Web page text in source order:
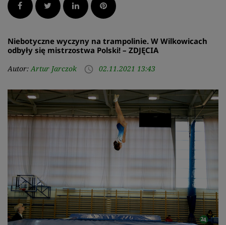
Facebook Twitter LinkedInPinterest
Niebotyczne wyczyny na trampolinie. W Wilkowicach
odbyły się mistrzostwa Polski! – ZDJĘCIA
Autor:Artur Jarczok access_time 02.11.2021 13:43